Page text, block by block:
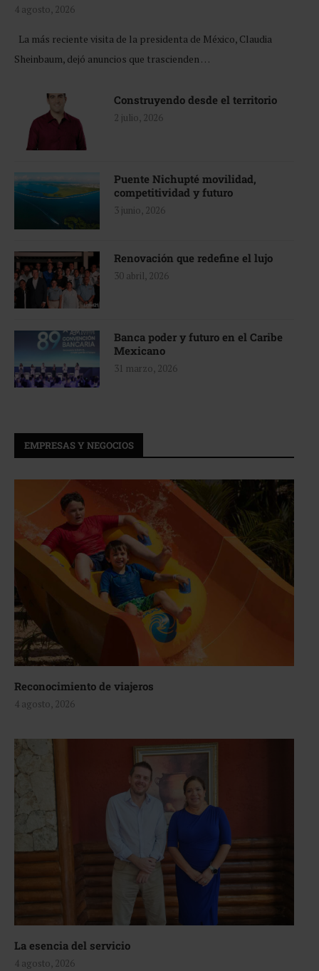
4 agosto, 2026
La más reciente visita de la presidenta de México, Claudia
Sheinbaum, dejó anuncios que trascienden …
Construyendo desde el territorio
2 julio, 2026
Puente Nichupté movilidad,
competitividad y futuro
3 junio, 2026
Renovación que redefine el lujo
30 abril, 2026
Banca poder y futuro en el Caribe
Mexicano
31 marzo, 2026
EMPRESAS Y NEGOCIOS
Reconocimiento de viajeros
4 agosto, 2026
La esencia del servicio
4 agosto, 2026